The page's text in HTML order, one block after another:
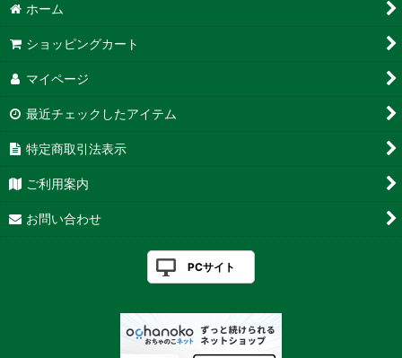
ホーム
ショッピングカート
マイページ
最近チェックしたアイテム
特定商取引法表示
ご利用案内
お問い合わせ
PCサイト